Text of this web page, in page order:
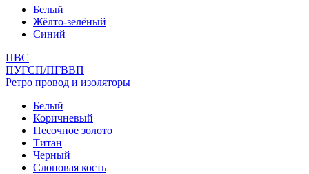
Белый
Жёлто-зелёный
Синий
ПВС
ПУГСП/ПГВВП
Ретро провод и изоляторы
Белый
Коричневый
Песочное золото
Титан
Черный
Слоновая кость